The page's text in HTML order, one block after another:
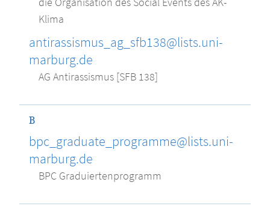
Klima
antirassismus_ag_sfb138@lists.uni-
marburg.de
AG Antirassismus [SFB 138]
B
bpc_graduate_programme@lists.uni-
marburg.de
BPC Graduiertenprogramm